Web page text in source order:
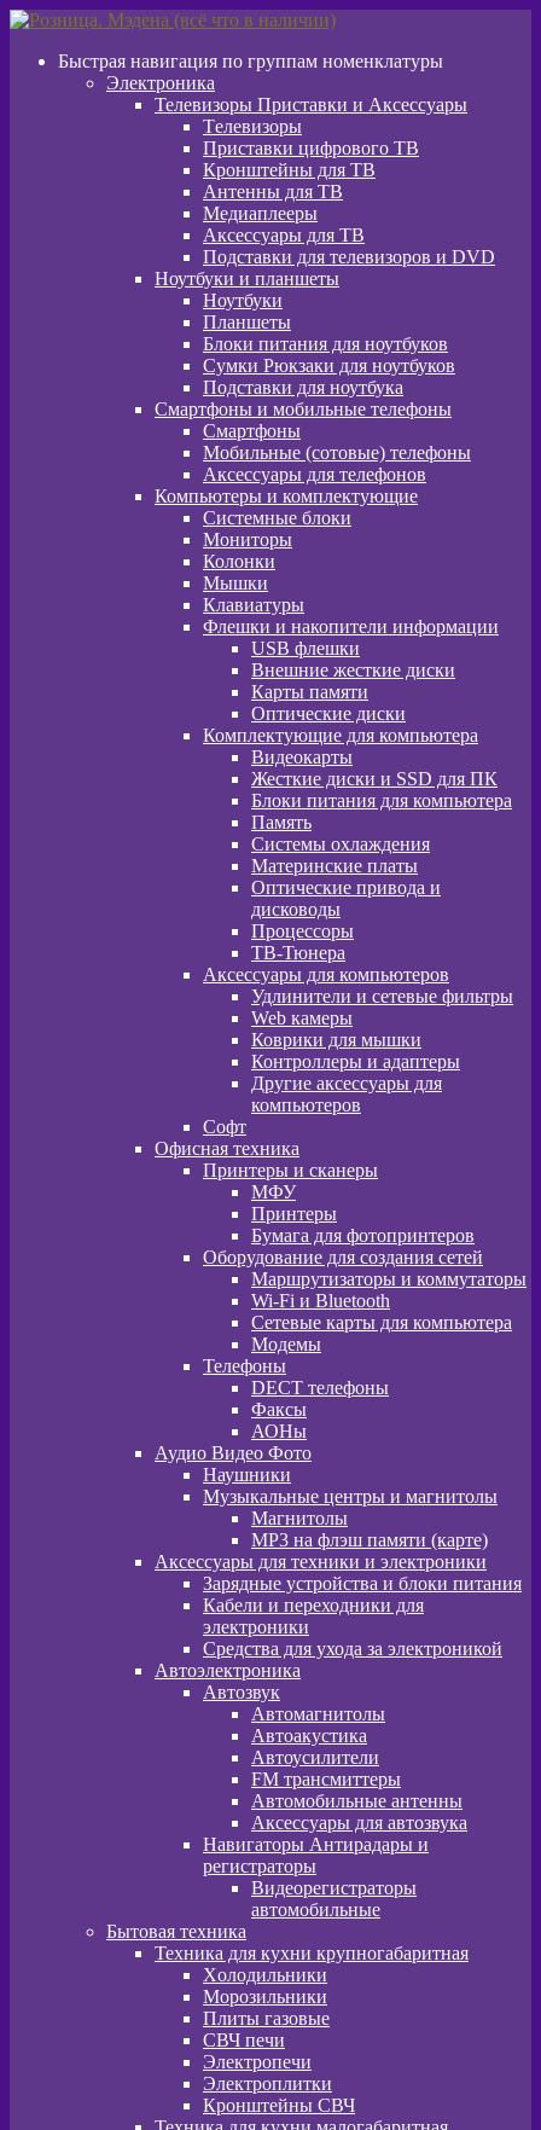
Перейти
навигации
Перейти
содержимому
Быстрая навигация по группам номенклатуры
Электроника
Телевизоры Приставки и Аксессуары
Tелевизоры
Приставки цифрового ТВ
Кронштейны для ТВ
Антенны для ТВ
Медиаплееры
Аксессуары для ТВ
Подставки для телевизоров и DVD
Ноутбуки и планшеты
Ноутбуки
Планшеты
Блоки питания для ноутбуков
Сумки Рюкзаки для ноутбуков
Подставки для ноутбука
Смартфоны и мобильные телефоны
Смартфоны
Мобильные (сотовые) телефоны
Аксессуары для телефонов
Компьютеры и комплектующие
Системные блоки
Мониторы
Колонки
Мышки
Клавиатуры
Флешки и накопители информации
USB флешки
Внешние жесткие диски
Карты памяти
Оптические диски
Комплектующие для компьютера
Видеокарты
Жесткие диски и SSD для ПК
Блоки питания для компьютера
Память
Системы охлаждения
Материнские платы
Оптические привода и
дисководы
Процессоры
ТВ-Тюнера
Аксессуары для компьютеров
Удлинители и сетевые фильтры
Web камеры
Коврики для мышки
Контроллеры и адаптеры
Другие аксессуары для
компьютеров
Софт
Офисная техника
Принтеры и сканеры
МФУ
Принтеры
Бумага для фотопринтеров
Оборудование для создания сетей
Маршрутизаторы и коммутаторы
Wi-Fi и Bluetooth
Сетевые карты для компьютера
Модемы
Телефоны
DECT телефоны
Факсы
АОНы
Аудио Видео Фото
Наушники
Музыкальные центры и магнитолы
Магнитолы
MP3 на флэш памяти (карте)
Аксессуары для техники и электроники
Зарядные устройства и блоки питания
Кабели и переходники для
электроники
Средства для ухода за электроникой
Автоэлектроника
Автозвук
Автомагнитолы
Автоакустика
Автоусилители
FM трансмиттеры
Автомобильные антенны
Аксессуары для автозвука
Навигаторы Антирадары и
регистраторы
Видеорегистраторы
автомобильные
Бытовая техника
Техника для кухни крупногабаритная
Xолодильники
Морозильники
Плиты газовые
СВЧ печи
Электропечи
Электроплитки
Кронштейны СВЧ